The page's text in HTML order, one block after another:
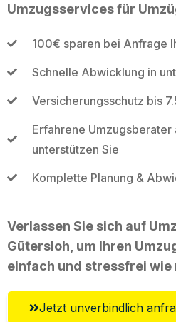
Umzugsservices für
100€ sparen bei Anfrage
Schnelle Abwicklung in
Versicherungsschutz bis
Erfahrene Umzugsberater
unterstützen Sie
Komplette Planung &
Verlassen Sie sich auf
Gütersloh, um Ihren
einfach und stressfrei
Jetzt unverbindlich